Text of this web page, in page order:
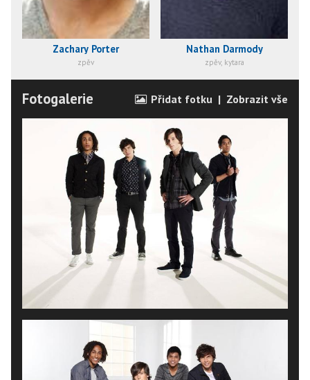
Zachary Porter
zpěv
Nathan Darmody
zpěv, kytara
Fotogalerie Přidat fotku | Zobrazit vše